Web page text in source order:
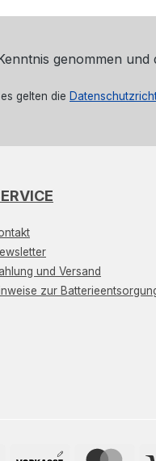
genommen und
gelten die
und Versand
zur